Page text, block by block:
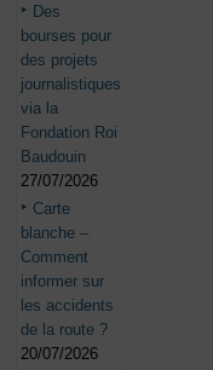
Des
bourses pour
des projets
journalistiques
via la
Fondation Roi
Baudouin
27/07/2026
Carte
blanche –
Comment
informer sur
les accidents
de la route ?
20/07/2026